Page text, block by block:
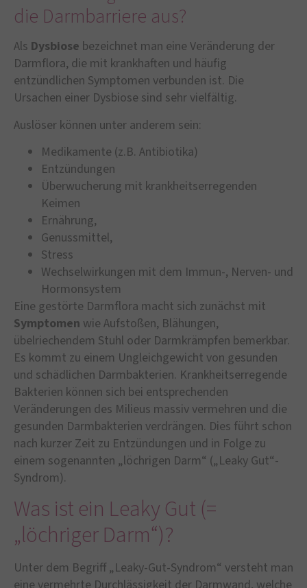
die Darmbarriere aus?
Als Dysbiose bezeichnet man eine Veränderung der
Darmflora, die mit krankhaften und häufig
entzündlichen Symptomen verbunden ist. Die
Ursachen einer Dysbiose sind sehr vielfältig.
Auslöser können unter anderem sein:
Medikamente (z.B. Antibiotika)
Entzündungen
Überwucherung mit krankheitserregenden
Keimen
Ernährung,
Genussmittel,
Stress
Wechselwirkungen mit dem Immun-, Nerven- und
Hormonsystem
Eine gestörte Darmflora macht sich zunächst mit
Symptomen wie Aufstoßen, Blähungen,
übelriechendem Stuhl oder Darmkrämpfen bemerkbar.
Es kommt zu einem Ungleichgewicht von gesunden
und schädlichen Darmbakterien. Krankheitserregende
Bakterien können sich bei entsprechenden
Veränderungen des Milieus massiv vermehren und die
gesunden Darmbakterien verdrängen. Dies führt schon
nach kurzer Zeit zu Entzündungen und in Folge zu
einem sogenannten „löchrigen Darm“ („Leaky Gut“-
Syndrom).
Was ist ein Leaky Gut (=
„löchriger Darm“)?
Unter dem Begriff „Leaky-Gut-Syndrom“ versteht man